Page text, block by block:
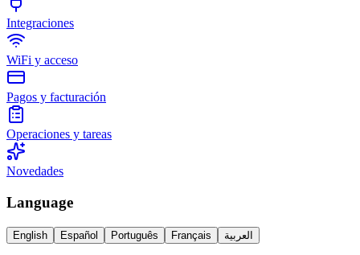
Integraciones
WiFi y acceso
Pagos y facturación
Operaciones y tareas
Novedades
Language
English Español Português Français العربية